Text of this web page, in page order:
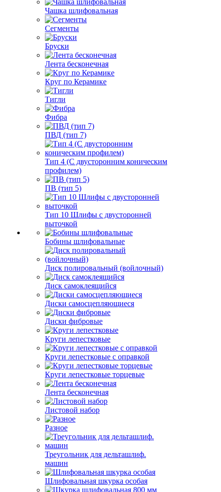
Чашка шлифовальная
Сегменты
Бруски
Лента бесконечная
Круг по Керамике
Тигли
Фибра
ПВД (тип 7)
Тип 4 (С двусторонним коническим
профилем)
ПВ (тип 5)
Тип 10 Шлифы с двусторонней
выточкой
Бобины шлифовальные
Диск полировальный (войлочный)
Диск самоклеящийся
Диски самосцепляющиеся
Диски фибровые
Круги лепестковые
Круги лепестковые с оправкой
Круги лепестковые торцевые
Лента бесконечная
Листовой набор
Разное
Треугольник для дельташлиф.
машин
Шлифовальная шкурка особая